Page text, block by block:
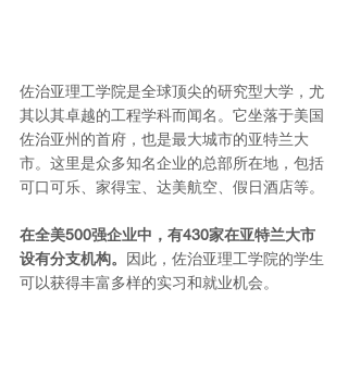
佐治亚理工学院是全球顶尖的研究型大学，尤
其以其卓越的工程学科而闻名。它坐落于美国
佐治亚州的首府，也是最大城市的亚特兰大
市。这里是众多知名企业的总部所在地，包括
可口可乐、家得宝、达美航空、假日酒店等。
在全美500强企业中，有430家在亚特兰大市
设有分支机构。
因此，佐治亚理工学院的学生
可以获得丰富多样的实习和就业机会。